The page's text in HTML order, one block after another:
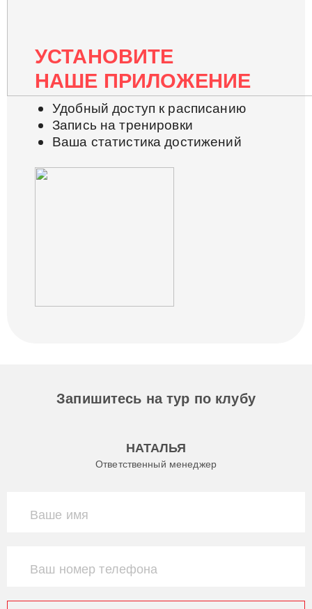
УСТАНОВИТЕ
НАШЕ ПРИЛОЖЕНИЕ
Удобный доступ к расписанию
Запись на тренировки
Ваша статистика достижений
Запишитесь на тур по клубу
НАТАЛЬЯ
Ответственный менеджер
Ваше имя
Ваш номер телефона